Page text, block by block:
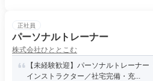
正社員
パーソナルトレーナー
株式会社ひととこむ
【未経験歓迎】パーソナルトレーナー
インストラクター／社宅完備・充...